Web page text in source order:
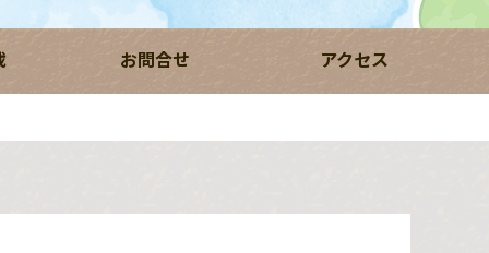
お問合せ アクセス